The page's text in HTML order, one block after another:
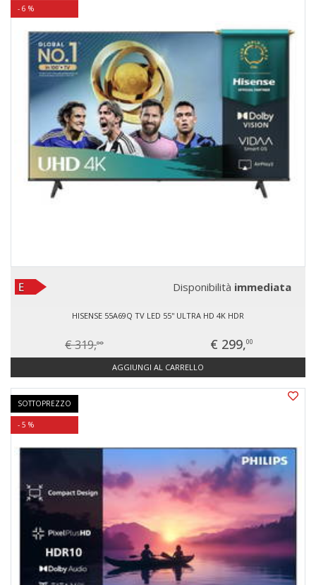
- 6 %
Disponibilità immediata
HISENSE 55A69Q TV LED 55'' ULTRA HD 4K HDR
€ 319,00 € 299,00
AGGIUNGI AL CARRELLO
SOTTOPREZZO
- 5 %